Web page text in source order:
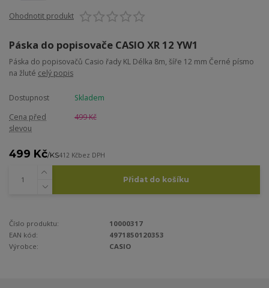
Ohodnotit produkt
Páska do popisovače CASIO XR 12 YW1
Páska do popisovačů Casio řady KL Délka 8m, šíře 12 mm Černé písmo
na žluté celý popis
Dostupnost
Skladem
Cena před
slevou
499 Kč
499 Kč/KS412 Kčbez DPH
Přidat do košíku
Číslo produktu:
10000317
EAN kód:
4971850120353
Výrobce:
CASIO